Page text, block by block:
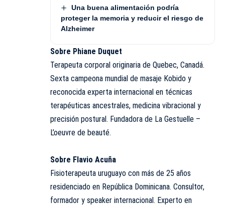
Una buena alimentación podría
proteger la memoria y reducir el riesgo de
Alzheimer
Sobre Phiane Duquet
Terapeuta corporal originaria de Quebec, Canadá.
Sexta campeona mundial de masaje Kobido y
reconocida experta internacional en técnicas
terapéuticas ancestrales, medicina vibracional y
precisión postural. Fundadora de La Gestuelle –
L’oeuvre de beauté.
Sobre Flavio Acuña
Fisioterapeuta uruguayo con más de 25 años
residenciado en República Dominicana. Consultor,
formador y speaker internacional. Experto en